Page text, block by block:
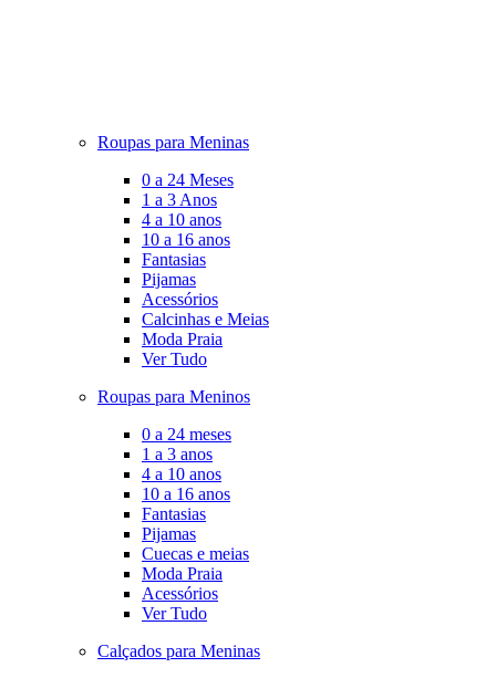
Roupas para Meninas
0 a 24 Meses
1 a 3 Anos
4 a 10 anos
10 a 16 anos
Fantasias
Pijamas
Acessórios
Calcinhas e Meias
Moda Praia
Ver Tudo
Roupas para Meninos
0 a 24 meses
1 a 3 anos
4 a 10 anos
10 a 16 anos
Fantasias
Pijamas
Cuecas e meias
Moda Praia
Acessórios
Ver Tudo
Calçados para Meninas